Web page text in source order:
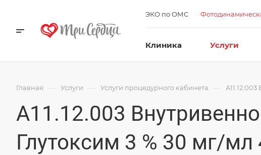
ЭКО по ОМС
Клиника Услуги
Главная — Услуги — Услуги процедурного кабинета —
А11.12.003
Глутоксим 3 % 30 мг/